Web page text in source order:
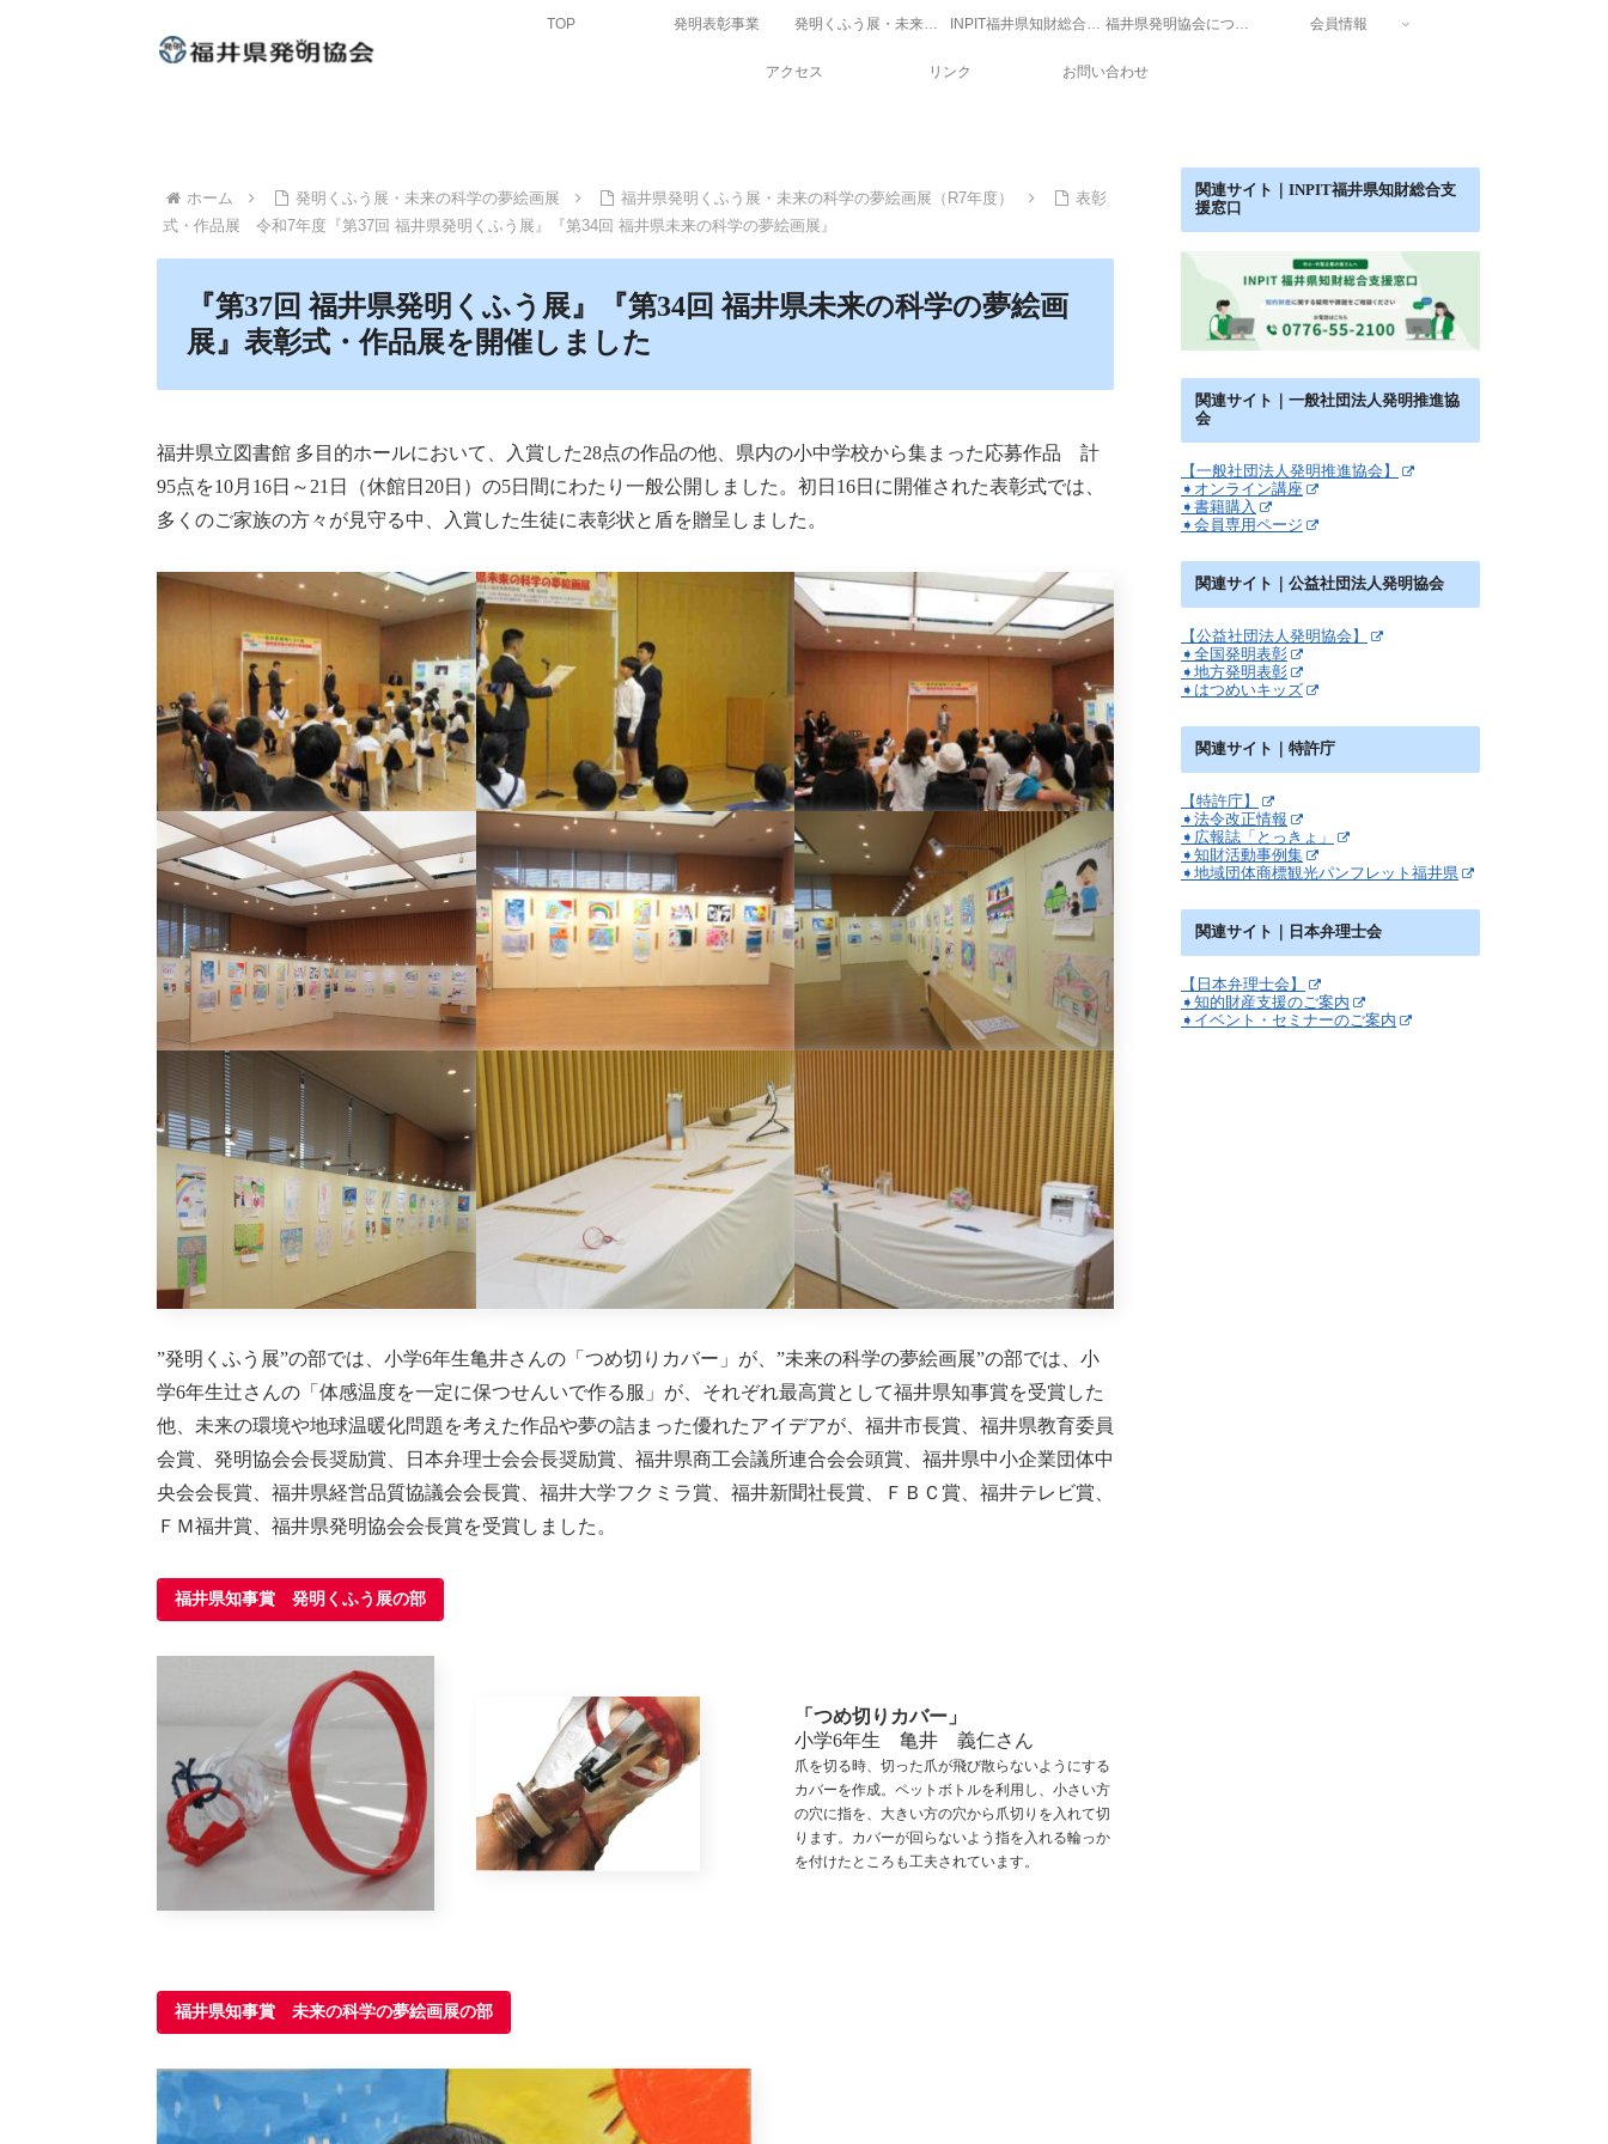
TOP 発明表彰事業 会員情報
アクセス リンク お問い合わせ
ホーム 発明くふう展・未来の科学の夢絵画展 福井県発明くふう展・未来の科学の夢絵画展（R7年度）
表彰
式・作品展 令和7年度『第37回 福井県発明くふう展』『第34回 福井県未来の科学の夢絵画展』
『第37回 福井県発明くふう展』『第34回 福井県未来の科学の夢絵画
展』表彰式・作品展を開催しました
福井県立図書館 多目的ホールにおいて、入賞した28点の作品の他、県内の小中学校から集まった応募作品 計
95点を10月16日～21日（休館日20日）の5日間にわたり一般公開しました。初日16日に開催された表彰式では、
多くのご家族の方々が見守る中、入賞した生徒に表彰状と盾を贈呈しました。
”発明くふう展”の部では、小学6年生亀井さんの「つめ切りカバー」が、”未来の科学の夢絵画展”の部では、小
学6年生辻さんの「体感温度を一定に保つせんいで作る服」が、それぞれ最高賞として福井県知事賞を受賞した
他、未来の環境や地球温暖化問題を考えた作品や夢の詰まった優れたアイデアが、福井市長賞、福井県教育委員
会賞、発明協会会長奨励賞、日本弁理士会会長奨励賞、福井県商工会議所連合会会頭賞、福井県中小企業団体中
央会会長賞、福井県経営品質協議会会長賞、福井大学フクミラ賞、福井新聞社長賞、ＦＢＣ賞、福井テレビ賞、
ＦＭ福井賞、福井県発明協会会長賞を受賞しました。
福井県知事賞 発明くふう展の部
「つめ切りカバー」
小学6年生 亀井 義仁さん
爪を切る時、切った爪が飛び散らないようにする
カバーを作成。ペットボトルを利用し、小さい方
の穴に指を、大きい方の穴から爪切りを入れて切
ります。カバーが回らないよう指を入れる輪っか
を付けたところも工夫されています。
福井県知事賞 未来の科学の夢絵画展の部
関連サイト｜INPIT福井県知財総合支
援窓口
関連サイト｜一般社団法人発明推進協
会
【一般社団法人発明推進協会】
➧オンライン講座
➧書籍購入
➧会員専用ページ
関連サイト｜公益社団法人発明協会
【公益社団法人発明協会】
➧全国発明表彰
➧地方発明表彰
➧はつめいキッズ
関連サイト｜特許庁
【特許庁】
➧法令改正情報
➧広報誌「とっきょ」
➧知財活動事例集
➧地域団体商標観光パンフレット福井県
関連サイト｜日本弁理士会
【日本弁理士会】
➧知的財産支援のご案内
➧イベント・セミナーのご案内